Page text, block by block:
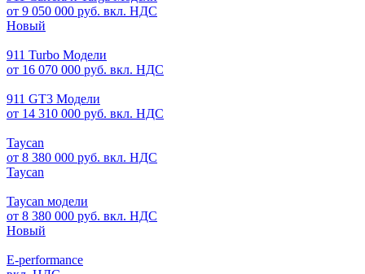
от 9 050 000 руб. вкл. НДС
Новый
911 Turbo Модели
от 16 070 000 руб. вкл. НДС
911 GT3 Модели
от 14 310 000 руб. вкл. НДС
Taycan
от 8 380 000 руб. вкл. НДС
Taycan
Taycan модели
от 8 380 000 руб. вкл. НДС
Новый
E-performance